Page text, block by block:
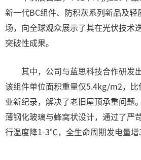
新一代BC组件、防积灰系列新品及
场，向全球观众展示了其在光伏技术
突破性成果。
其中，公司与蓝思科技合作研发出
该组件单位面积重量仅5.4kg/m2，
业新纪录，解决了老旧屋顶承重问题
薄钢化玻璃与蜂窝状设计，通过了严
行温度降1-3℃，全生命周期发电量增